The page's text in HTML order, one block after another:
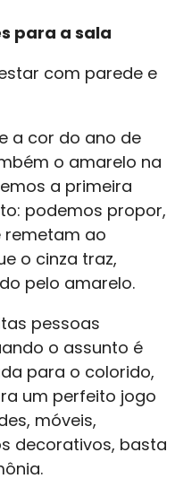
para a sala
a cor do ano de
o amarelo na
a primeira
podemos propor,
remetam ao
o cinza traz,
pelo amarelo.
pessoas
o assunto é
para o colorido,
um perfeito jogo
móveis,
decorativos, basta